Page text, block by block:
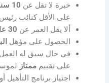
خبرة لا تقل عن 10 سنوات
على الأقل كنائب
ألا يقل العمر عن 30 عامًا
الحصول على مؤهل
في حال سبق له
على تقييمممتاز لموسم
اجتياز برنامج